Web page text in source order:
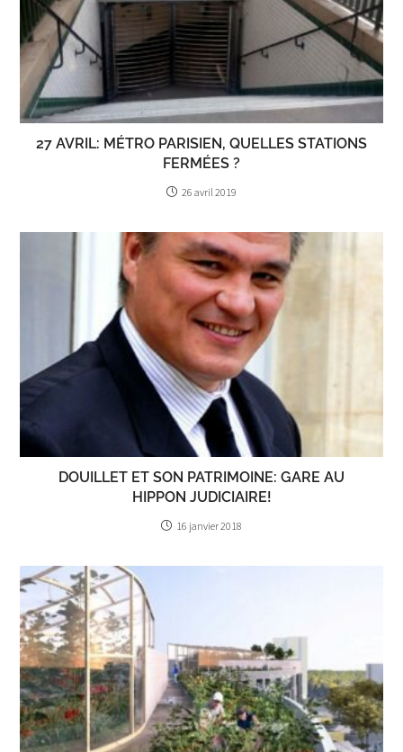
27 AVRIL: MÉTRO PARISIEN, QUELLES STATIONS
FERMÉES ?
26 avril 2019
DOUILLET ET SON PATRIMOINE: GARE AU
HIPPON JUDICIAIRE!
16 janvier 2018